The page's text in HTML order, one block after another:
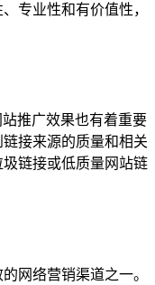
专业性和有价值性，
推广效果也有着重要
接来源的质量和相关
链接或低质量网站链
网络营销渠道之一。